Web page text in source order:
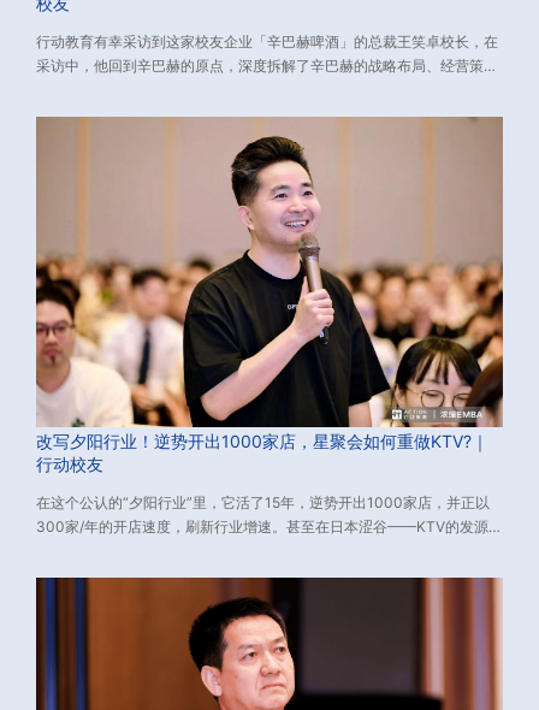
行动教育有幸采访到这家校友企业「辛巴赫啤酒」的总裁王笑卓校长，在
采访中，他回到辛巴赫的原点，深度拆解了辛巴赫的战略布局、经营策
改写夕阳行业！逆势开出1000家店，星聚会如何重做KTV?｜
行动校友
在这个公认的“夕阳行业”里，它活了15年，逆势开出1000家店，并正以
300家/年的开店速度，刷新行业增速。甚至在日本涩谷——KTV的发源